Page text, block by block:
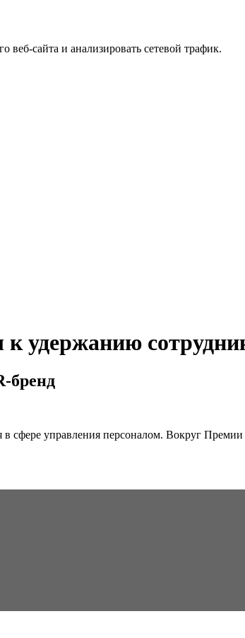
сайта и анализировать сетевой трафик.
удержанию
бренд
управления персоналом. Вокруг